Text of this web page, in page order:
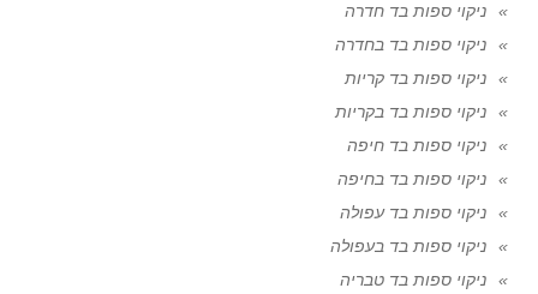
ניקוי ספות בד חדרה
ניקוי ספות בד בחדרה
ניקוי ספות בד קריות
ניקוי ספות בד בקריות
ניקוי ספות בד חיפה
ניקוי ספות בד בחיפה
ניקוי ספות בד עפולה
ניקוי ספות בד בעפולה
ניקוי ספות בד טבריה